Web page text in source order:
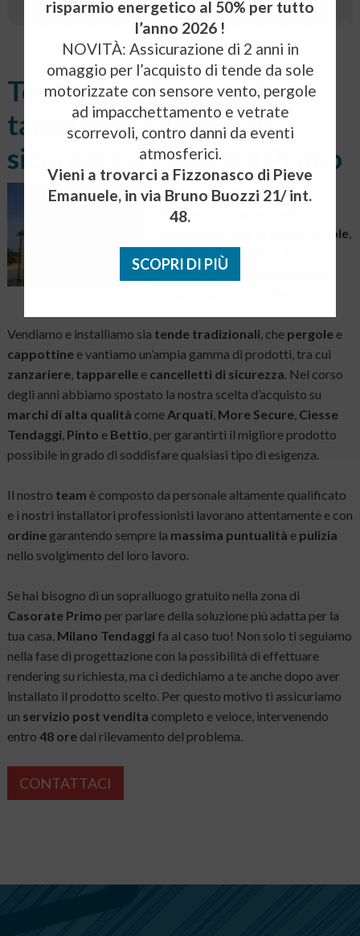
PRIMO
Tende da sole, pergole,
tapparelle, cancelli di
sicurezza a Casorate Primo
Milano Tendaggi , con sede a
Milano
tende da sole,
e tanto altro, in
Lombardia, in particolar modo
Vendiamo e installiamo sia tende tradizionali, che pergolee
cappottinee vantiamo un’ampia gamma di prodotti, tra cui
zanzariere, tapparellee cancelletti di sicurezza. Nel corso
degli anni abbiamo spostato la nostra scelta d’acquisto su
marchi di alta qualità come Arquati, More Secure, Ciesse
Tendaggi, Pinto e Bettio, per garantirti il migliore prodotto
possibile in grado di soddisfare qualsiasi tipo di esigenza.
Il nostro team è composto da personale altamente qualificato
e i nostri installatori professionisti lavorano attentamente e con
ordinegarantendo sempre la massima puntualità e pulizia
nello svolgimento del loro lavoro.
Se hai bisogno di un sopralluogo gratuito nella zona di
Casorate Primo per parlare della soluzione più adatta per la
tua casa, Milano Tendaggi fa al caso tuo! Non solo ti seguiamo
nella fase di progettazione con la possibilità di effettuare
rendering su richiesta, ma ci dedichiamo a te anche dopo aver
installato il prodotto scelto. Per questo motivo ti assicuriamo
un servizio post vendita completo e veloce, intervenendo
entro 48 oredal rilevamento del problema.
CONTATTACI
risparmio energetico al 50% per tutto
l’anno 2026 !
NOVITÀ: Assicurazione di 2 anni in
omaggio per l’acquisto di tende da sole
motorizzate con sensore vento, pergole
ad impacchettamento e vetrate
scorrevoli, contro danni da eventi
atmosferici.
Vieni a trovarci a Fizzonasco di Pieve
Emanuele, in via Bruno Buozzi 21/ int.
48.
SCOPRI DI PIÙ